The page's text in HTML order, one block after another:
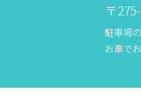
〒
駐車場
お車で